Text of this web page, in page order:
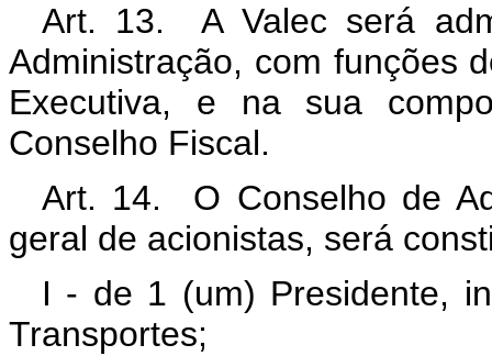
Art. 13. A Valec será
Administração, com funções
Executiva, e na sua
Conselho Fiscal.
Art. 14. O Conselho de
geral de acionistas, será
I - de 1 (um) Presidente,
Transportes;